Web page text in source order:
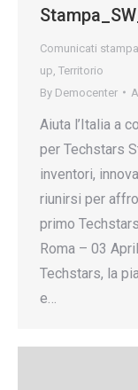
Comunicati stampa
up Territorio
By Democenter
Aiuta l’Italia a
per Techstars
inventori,
riunirsi per
primo
Roma – 03
Techstars, la
e…